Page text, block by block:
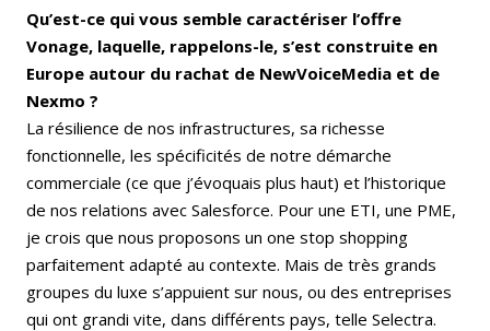
Qu’est-ce qui vous semble caractériser l’offre
Vonage, laquelle, rappelons-le, s’est construite en
Europe autour du rachat de NewVoiceMedia et de
Nexmo ?
La résilience de nos infrastructures, sa richesse
fonctionnelle, les spécificités de notre démarche
commerciale (ce que j’évoquais plus haut) et l’historique
de nos relations avec Salesforce. Pour une ETI, une PME,
je crois que nous proposons un one stop shopping
parfaitement adapté au contexte. Mais de très grands
groupes du luxe s’appuient sur nous, ou des entreprises
qui ont grandi vite, dans différents pays, telle Selectra.